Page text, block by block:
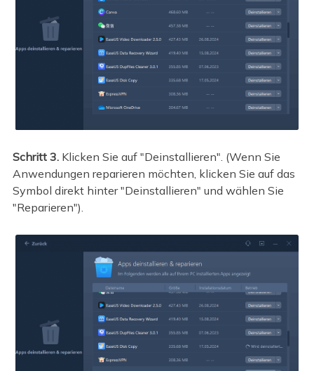
Schritt 3. Klicken Sie auf "Deinstallieren". (Wenn Sie
Anwendungen reparieren möchten, klicken Sie auf das
Symbol direkt hinter "Deinstallieren" und wählen Sie
"Reparieren").